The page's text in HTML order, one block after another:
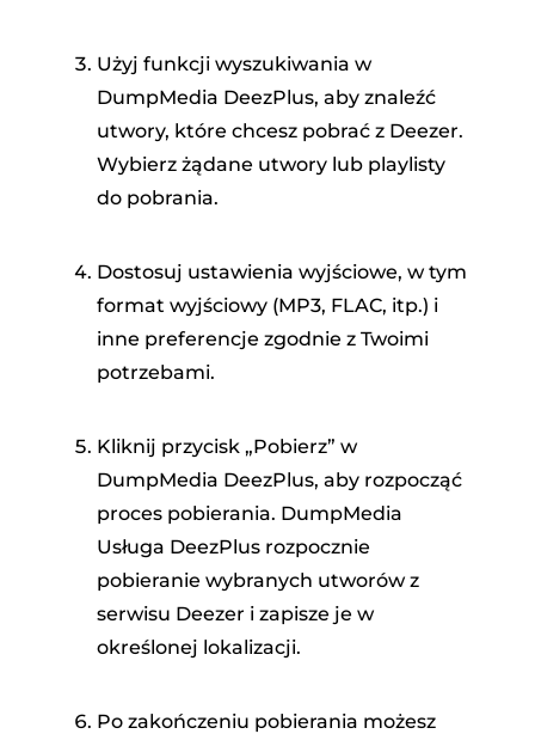
Użyj funkcji wyszukiwania w
DumpMedia DeezPlus, aby znaleźć
utwory, które chcesz pobrać z Deezer.
Wybierz żądane utwory lub playlisty
do pobrania.
Dostosuj ustawienia wyjściowe, w tym
format wyjściowy (MP3, FLAC, itp.) i
inne preferencje zgodnie z Twoimi
potrzebami.
Kliknij przycisk „Pobierz” w
DumpMedia DeezPlus, aby rozpocząć
proces pobierania. DumpMedia
Usługa DeezPlus rozpocznie
pobieranie wybranych utworów z
serwisu Deezer i zapisze je w
określonej lokalizacji.
Po zakończeniu pobierania możesz